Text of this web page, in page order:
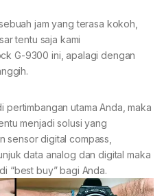
jam yang terasa kokoh,
tentu saja kami
G-9300 ini, apalagi dengan
pertimbangan utama Anda, maka
menjadi solusi yang
sensor digital compass,
data analog dan digital maka
“best buy” bagi Anda.